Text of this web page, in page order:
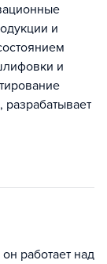
и
и
работает над